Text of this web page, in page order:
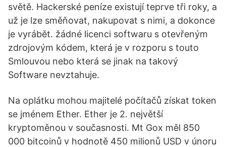
světě. Hackerské peníze existují teprve tři roky, a
už je lze směňovat, nakupovat s nimi, a dokonce
je vyrábět. žádné licenci softwaru s otevřeným
zdrojovým kódem, která je v rozporu s touto
Smlouvou nebo která se jinak na takový
Software nevztahuje.
Na oplátku mohou majitelé počítačů získat token
se jménem Ether. Ether je 2. největší
kryptoměnou v současnosti. Mt Gox měl 850
000 bitcoinů v hodnotě 450 milionů USD v únoru